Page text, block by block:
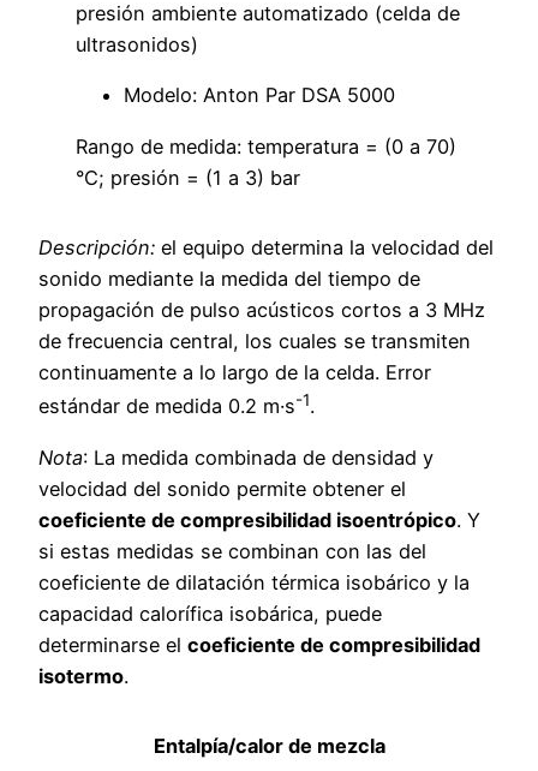
presión ambiente automatizado (celda de
ultrasonidos)
Modelo: Anton Par DSA 5000
Rango de medida: temperatura = (0 a 70)
°C; presión = (1 a 3) bar
Descripción: el equipo determina la velocidad del
sonido mediante la medida del tiempo de
propagación de pulso acústicos cortos a 3 MHz
de frecuencia central, los cuales se transmiten
continuamente a lo largo de la celda. Error
estándar de medida 0.2 m·s-1.
Nota: La medida combinada de densidad y
velocidad del sonido permite obtener el
coeficiente de compresibilidad isoentrópico. Y
si estas medidas se combinan con las del
coeficiente de dilatación térmica isobárico y la
capacidad calorífica isobárica, puede
determinarse el coeficiente de compresibilidad
isotermo.
Entalpía/calor de mezcla